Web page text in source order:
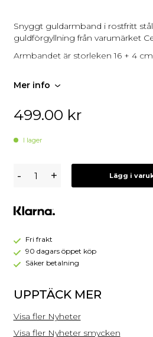
Snyggt guldarmband i rostfritt
guldförgyllning från varumärket
Armbandet är storleken 16 + 4
Mer info
499.00 kr
I lager
Estelle
Guldarmband
med
förgyllning
16+4
cm
- + Lägg i
Fri frakt
90 dagars öppet köp
Säker betalning
UPPTÄCK MER
Visa fler Nyheter
Visa fler Nyheter smycken